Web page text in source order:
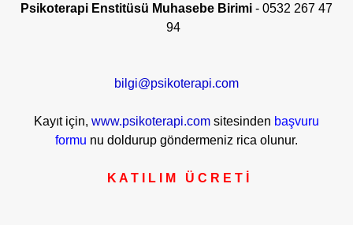
Psikoterapi Enstitüsü Muhasebe Birimi - 0532 267 47
94
bilgi@psikoterapi.com
Kayıt için, www.psikoterapi.com sitesinden başvuru
formu nu doldurup göndermeniz rica olunur.
K A T I L I M Ü C R E T İ